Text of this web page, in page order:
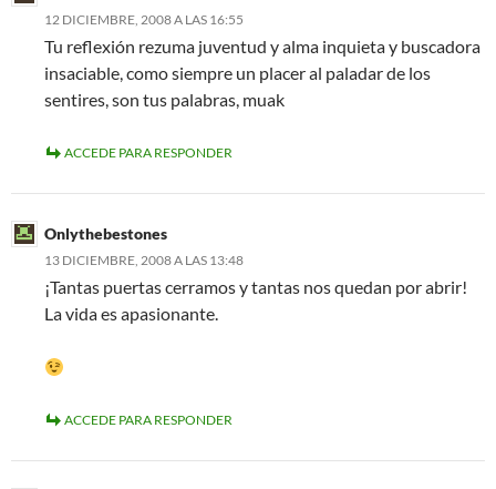
12 DICIEMBRE, 2008 A LAS 16:55
Tu reflexión rezuma juventud y alma inquieta y buscadora
insaciable, como siempre un placer al paladar de los
sentires, son tus palabras, muak
ACCEDE PARA RESPONDER
Onlythebestones
13 DICIEMBRE, 2008 A LAS 13:48
¡Tantas puertas cerramos y tantas nos quedan por abrir!
La vida es apasionante.
ACCEDE PARA RESPONDER